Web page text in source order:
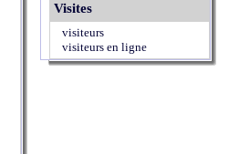
Visites
visiteurs
visiteurs en ligne